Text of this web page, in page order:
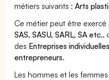
métiers suivants :Arts
Ce métier peut être
SAS, SASU, SARL, SA etc..
des Entreprises individuelles
entrepreneurs.
Les hommes et les